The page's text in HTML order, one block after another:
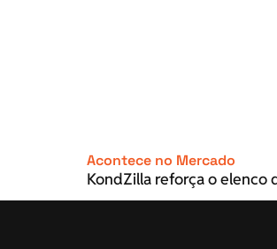
Acontece no Mercado
KondZilla reforça o elenco